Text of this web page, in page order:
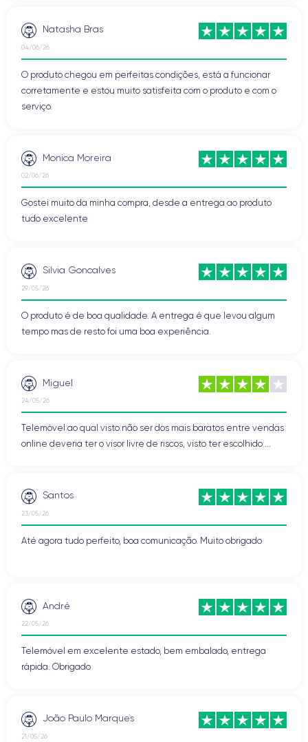
Natasha Bras
04/06/26
O produto chegou em perfeitas condições, está a funcionar
corretamente e estou muito satisfeita com o produto e com o
serviço.
Monica Moreira
02/06/26
Gostei muito da minha compra, desde a entrega ao produto
tudo excelente
Silvia Goncalves
29/05/26
O produto é de boa qualidade. A entrega é que levou algum
tempo mas de resto foi uma boa experiência.
Miguel
24/05/26
Telemóvel ao qual visto não ser dos mais baratos entre vendas
online deveria ter o visor livre de riscos, visto ter escolhido ...
Santos
23/05/26
Até agora tudo perfeito, boa comunicação. Muito obrigado
André
22/05/26
Telemóvel em excelente estado, bem embalado, entrega
rápida. Obrigado
João Paulo Marques
21/05/26